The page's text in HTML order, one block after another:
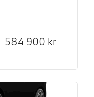
Kontantpris
584 900 kr